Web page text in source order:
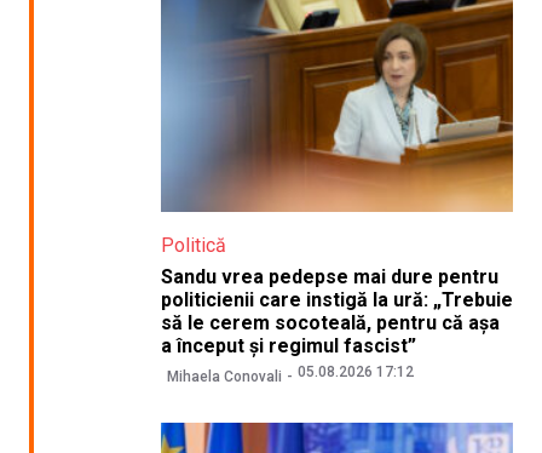
Politică
Sandu vrea pedepse mai dure pentru
politicienii care instigă la ură: „Trebuie
să le cerem socoteală, pentru că așa
a început și regimul fascist”
Mihaela Conovali 05.08.2026 17:12